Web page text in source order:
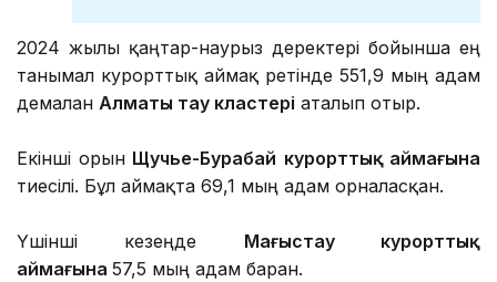
2024 жылғы қаңтар-наурыз деректері бойынша ең
танымал курорттық аймақ ретінде 551,9 мың адам
демалған Алматы тау кластері аталып отыр.
Екінші орын Щучье-Бурабай курорттық аймағына
тиесілі. Бұл аймақта 69,1 мың адам орналасқан.
Үшінші кезеңде Маңғыстау курорттық
аймағына 57,5 мың адам барған.